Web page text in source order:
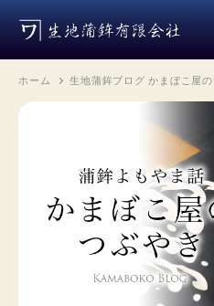
ホーム 生地蒲鉾ブログ かまぼこ屋の